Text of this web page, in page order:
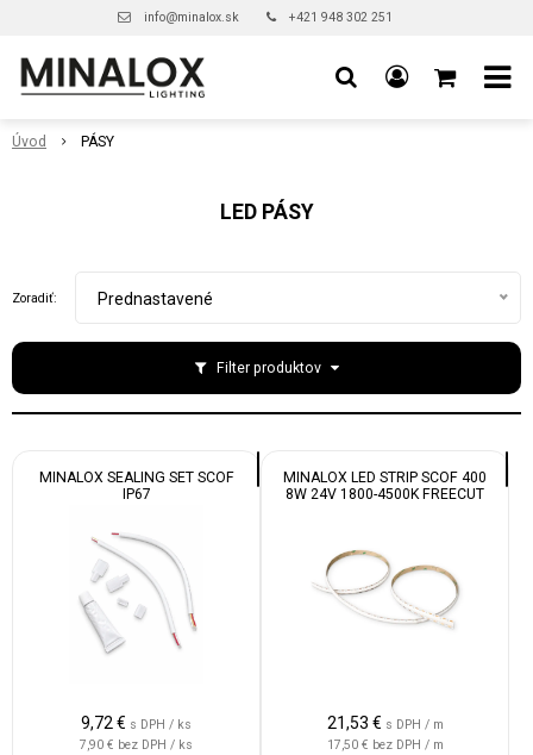
info@minalox.sk +421 948 302 251
Úvod PÁSY
LED PÁSY
Filter produktov
Zoradiť: Prednastavené
MINALOX SEALING SET SCOF
IP67
9,72€ s DPH / ks
7,90 € bez DPH / ks
MINALOX LED STRIP SCOF 400
8W 24V 1800-4500K FREECUT
21,53 € s DPH / m
17,50 € bez DPH / m